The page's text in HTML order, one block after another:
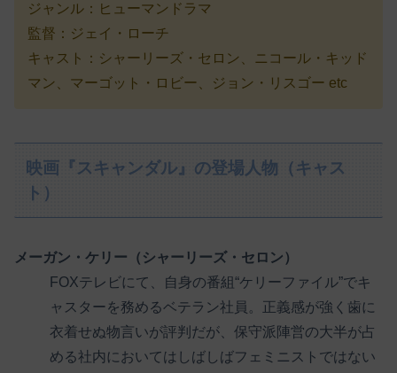
ジャンル：ヒューマンドラマ
監督：ジェイ・ローチ
キャスト：シャーリーズ・セロン、ニコール・キッド
マン、マーゴット・ロビー、ジョン・リスゴー etc
映画『スキャンダル』の登場人物（キャス
ト）
メーガン・ケリー（シャーリーズ・セロン）
FOXテレビにて、自身の番組“ケリーファイル”でキ
ャスターを務めるベテラン社員。正義感が強く歯に
衣着せぬ物言いが評判だが、保守派陣営の大半が占
める社内においてはしばしばフェミニストではない